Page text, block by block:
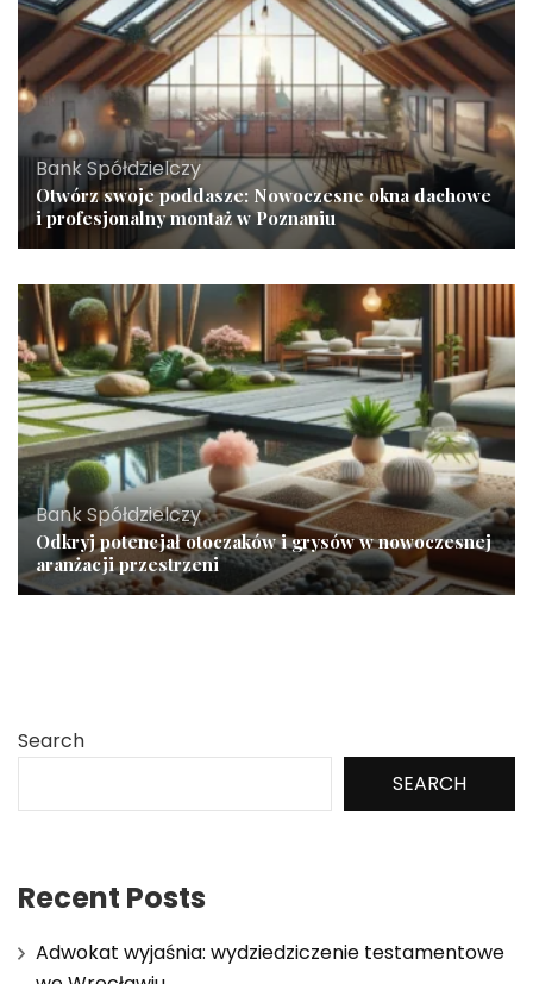
Bank Spółdzielczy
Otwórz swoje poddasze: Nowoczesne okna dachowe
i profesjonalny montaż w Poznaniu
Bank Spółdzielczy
Odkryj potencjał otoczaków i grysów w nowoczesnej
aranżacji przestrzeni
Search
SEARCH
Recent Posts
Adwokat wyjaśnia: wydziedziczenie testamentowe